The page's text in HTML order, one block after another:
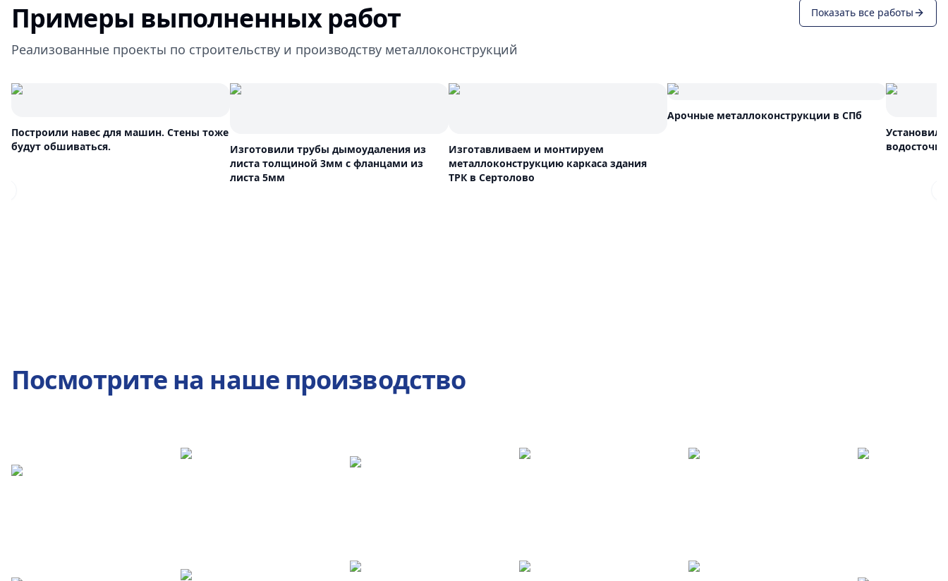
Примеры выполненных работ
Реализованные проекты по строительству и производству металлоконструкций
Показать все работы
Построили навес для машин. Стены тоже
будут обшиваться.
Изготовили трубы дымоудаления из
листа толщиной 3мм с фланцами из
листа 5мм
Изготавливаем и монтируем
металлоконструкцию каркаса здания
ТРК в Сертолово
Арочные металлоконструкции в СПб
Посмотрите на наше производство